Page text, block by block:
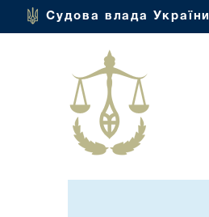
Судова влада України